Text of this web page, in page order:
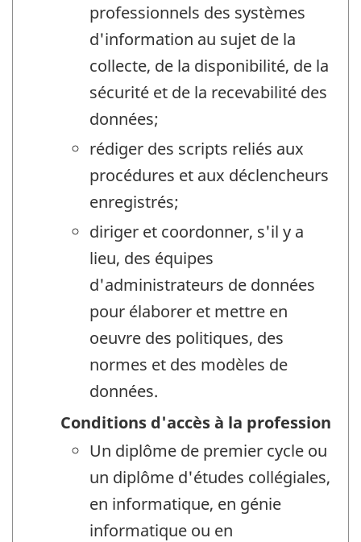
professionnels des systèmes
d'information au sujet de la
collecte, de la disponibilité, de la
sécurité et de la recevabilité des
données;
rédiger des scripts reliés aux
procédures et aux déclencheurs
enregistrés;
diriger et coordonner, s'il y a
lieu, des équipes
d'administrateurs de données
pour élaborer et mettre en
oeuvre des politiques, des
normes et des modèles de
données.
Conditions d'accès à la profession
Un diplôme de premier cycle ou
un diplôme d'études collégiales,
en informatique, en génie
informatique ou en